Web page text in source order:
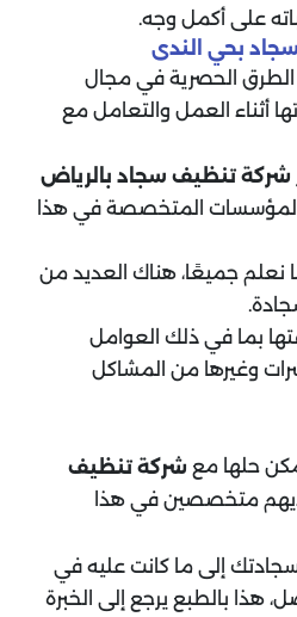
على أكمل وجه.
بحي الندى
الحصرية في مجال
أثناء العمل والتعامل مع
شركة تنظيف سجاد بالرياض
المتخصصة في هذا
نعلم جميعًا، هناك العديد من
بما في ذلك العوامل
وغيرها من المشاكل
حلها مع شركة تنظيف
متخصصين في هذا
سجادتك إلى ما كانت عليه في
هذا بالطبع يرجع إلى الخبرة